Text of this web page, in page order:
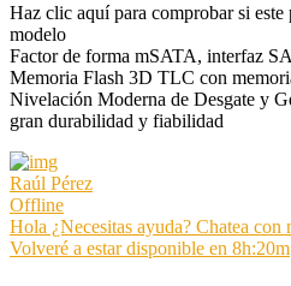
Haz clic aquí para comprobar si
modelo
Factor de forma mSATA, interfaz
Memoria Flash 3D TLC con
Nivelación Moderna de Desgate y
gran durabilidad y fiabilidad
Raúl Pérez
Offline
Hola ¿Necesitas ayuda? Chatea con
Volveré a estar disponible en 8h:20m